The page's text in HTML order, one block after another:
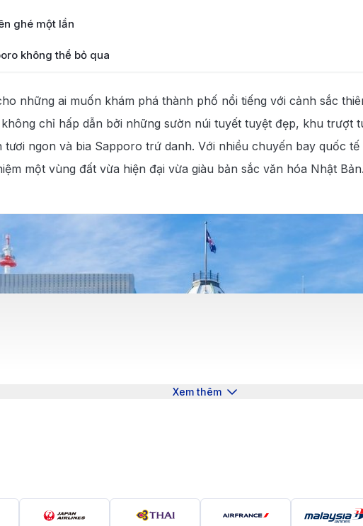
ghé một lần
không thể bỏ qua
những ai muốn khám phá thành phố nổi tiếng với cảnh sắc
chỉ hấp dẫn bởi những sườn núi tuyết tuyệt đẹp, khu trượt
tươi ngon và bia Sapporo trứ danh. Với nhiều chuyến bay quốc
một vùng đất vừa hiện đại vừa giàu bản sắc văn hóa Nhật
Xem thêm